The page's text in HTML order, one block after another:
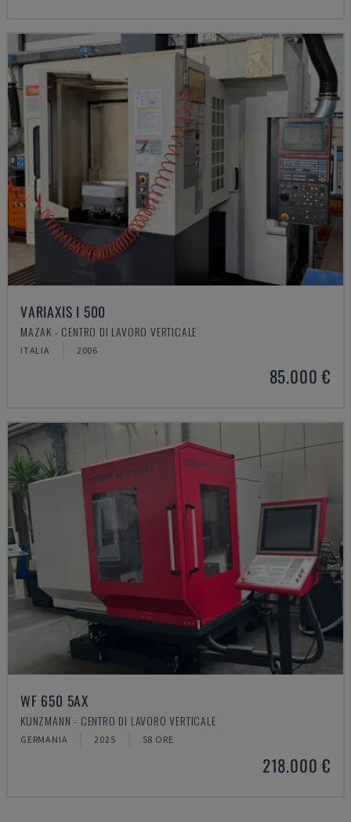
VARIAXIS I 500
MAZAK - CENTRO DI LAVORO VERTICALE
ITALIA 2006
85.000 €
WF 650 5AX
KUNZMANN - CENTRO DI LAVORO VERTICALE
GERMANIA 2025 58 ORE
218.000 €